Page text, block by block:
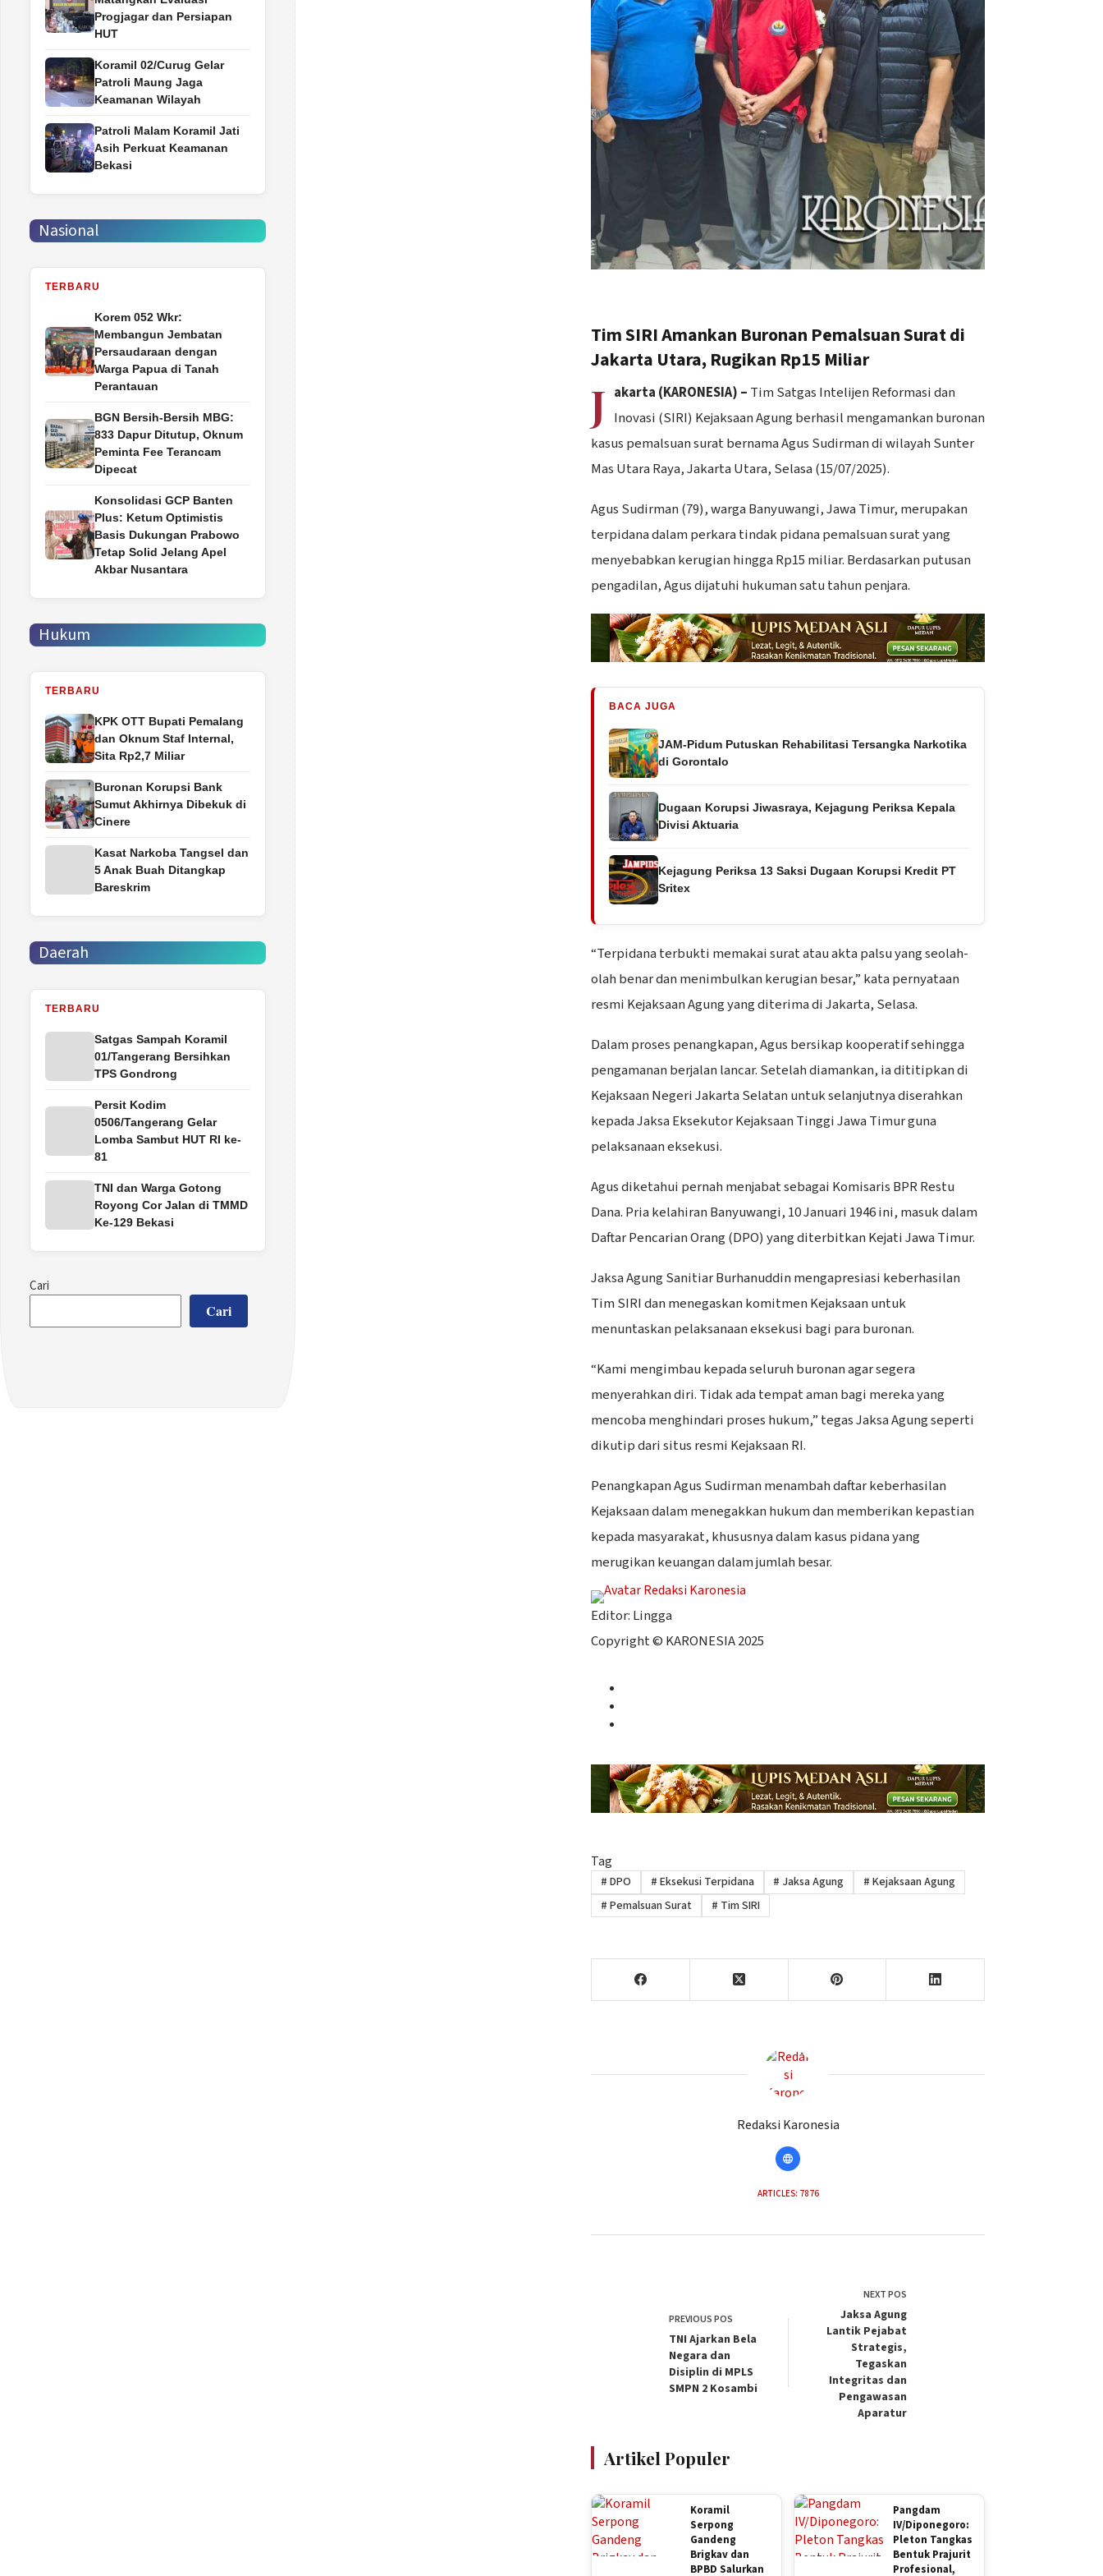
Tim SIRI Amankan Buronan Pemalsuan Surat di
Jakarta Utara, Rugikan Rp15 Miliar
J akarta (KARONESIA) – Tim Satgas Intelijen Reformasi dan
Inovasi (SIRI) Kejaksaan Agung berhasil mengamankan buronan
kasus pemalsuan surat bernama Agus Sudirman di wilayah Sunter
Mas Utara Raya, Jakarta Utara, Selasa (15/07/2025).
Agus Sudirman (79), warga Banyuwangi, Jawa Timur, merupakan
terpidana dalam perkara tindak pidana pemalsuan surat yang
menyebabkan kerugian hingga Rp15 miliar. Berdasarkan putusan
pengadilan, Agus dijatuhi hukuman satu tahun penjara.
BACA JUGA
JAM-Pidum Putuskan Rehabilitasi Tersangka Narkotika
di Gorontalo
Dugaan Korupsi Jiwasraya, Kejagung Periksa Kepala
Divisi Aktuaria
Kejagung Periksa 13 Saksi Dugaan Korupsi Kredit PT
Sritex
“Terpidana terbukti memakai surat atau akta palsu yang seolah-
olah benar dan menimbulkan kerugian besar,” kata pernyataan
resmi Kejaksaan Agung yang diterima di Jakarta, Selasa.
Dalam proses penangkapan, Agus bersikap kooperatif sehingga
pengamanan berjalan lancar. Setelah diamankan, ia dititipkan di
Kejaksaan Negeri Jakarta Selatan untuk selanjutnya diserahkan
kepada Jaksa Eksekutor Kejaksaan Tinggi Jawa Timur guna
pelaksanaan eksekusi.
Agus diketahui pernah menjabat sebagai Komisaris BPR Restu
Dana. Pria kelahiran Banyuwangi, 10 Januari 1946 ini, masuk dalam
Daftar Pencarian Orang (DPO) yang diterbitkan Kejati Jawa Timur.
Jaksa Agung Sanitiar Burhanuddin mengapresiasi keberhasilan
Tim SIRI dan menegaskan komitmen Kejaksaan untuk
menuntaskan pelaksanaan eksekusi bagi para buronan.
“Kami mengimbau kepada seluruh buronan agar segera
menyerahkan diri. Tidak ada tempat aman bagi mereka yang
mencoba menghindari proses hukum,” tegas Jaksa Agung seperti
dikutip dari situs resmi Kejaksaan RI.
Penangkapan Agus Sudirman menambah daftar keberhasilan
Kejaksaan dalam menegakkan hukum dan memberikan kepastian
kepada masyarakat, khususnya dalam kasus pidana yang
merugikan keuangan dalam jumlah besar.
Editor: Lingga
Copyright © KARONESIA 2025
Tag
# DPO # Eksekusi Terpidana # Jaksa Agung # Kejaksaan Agung
# Pemalsuan Surat # Tim SIRI
Redaksi Karonesia
ARTICLES: 7876
PREVIOUSPOS
TNI Ajarkan Bela
Negara dan
Disiplin di MPLS
SMPN 2 Kosambi
NEXTPOS
Jaksa Agung
Lantik Pejabat
Strategis,
Tegaskan
Integritas dan
Pengawasan
Aparatur
Artikel Populer
Koramil
Serpong
Gandeng
Brigkav dan
BPBD Salurkan
Pangdam
IV/Diponegoro:
Pleton Tangkas
Bentuk Prajurit
Profesional,
Progjagar dan Persiapan
HUT
Koramil 02/Curug Gelar
Patroli Maung Jaga
Keamanan Wilayah
Patroli Malam Koramil Jati
Asih Perkuat Keamanan
Bekasi
Nasional
TERBARU
Korem 052 Wkr:
Membangun Jembatan
Persaudaraan dengan
Warga Papua di Tanah
Perantauan
BGN Bersih-Bersih MBG:
833 Dapur Ditutup, Oknum
Peminta Fee Terancam
Dipecat
Konsolidasi GCP Banten
Plus: Ketum Optimistis
Basis Dukungan Prabowo
Tetap Solid Jelang Apel
Akbar Nusantara
Hukum
TERBARU
‎KPK OTT Bupati Pemalang
dan Oknum Staf Internal,
Sita Rp2,7 Miliar
Buronan Korupsi Bank
Sumut Akhirnya Dibekuk di
Cinere
Kasat Narkoba Tangsel dan
5 Anak Buah Ditangkap
Bareskrim
Daerah
TERBARU
Satgas Sampah Koramil
01/Tangerang Bersihkan
TPS Gondrong
Persit Kodim
0506/Tangerang Gelar
Lomba Sambut HUT RI ke-
81
TNI dan Warga Gotong
Royong Cor Jalan di TMMD
Ke-129 Bekasi
Cari
Cari